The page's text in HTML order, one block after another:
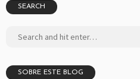
SEARCH
SOBRE ESTE BLOG